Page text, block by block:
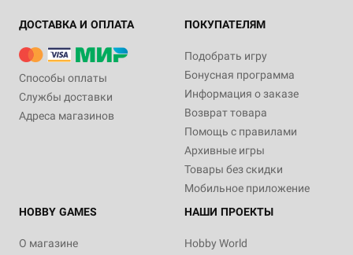
ДОСТАВКА И ОПЛАТА
Способы оплаты
Службы доставки
Адреса магазинов
ПОКУПАТЕЛЯМ
Подобрать игру
Бонусная программа
Информация о заказе
Возврат товара
Помощь с правилами
Архивные игры
Товары без скидки
Мобильное приложение
HOBBY GAMES
О магазине
НАШИ ПРОЕКТЫ
Hobby World